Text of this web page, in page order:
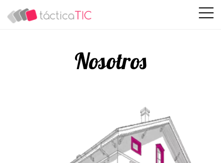
Nosotros